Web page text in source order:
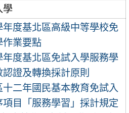
學
年度基北區高級中等學校免
作業要點
年度基北區免試入學服務學
認證及轉換採計原則
十二年國民基本教育免試入
項目「服務學習」採計規定